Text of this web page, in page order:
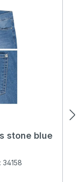
stone blue
34158